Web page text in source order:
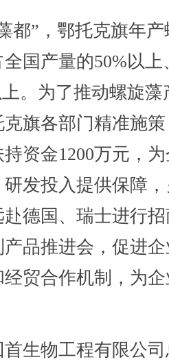
”，鄂托克旗年产
国产量的50%以上
。为了推动螺旋藻
旗各部门精准施
资金1200万元，
发投入提供保障
德国、瑞士进行
品推进会，促进
贸合作机制，为
生物工程有限公司